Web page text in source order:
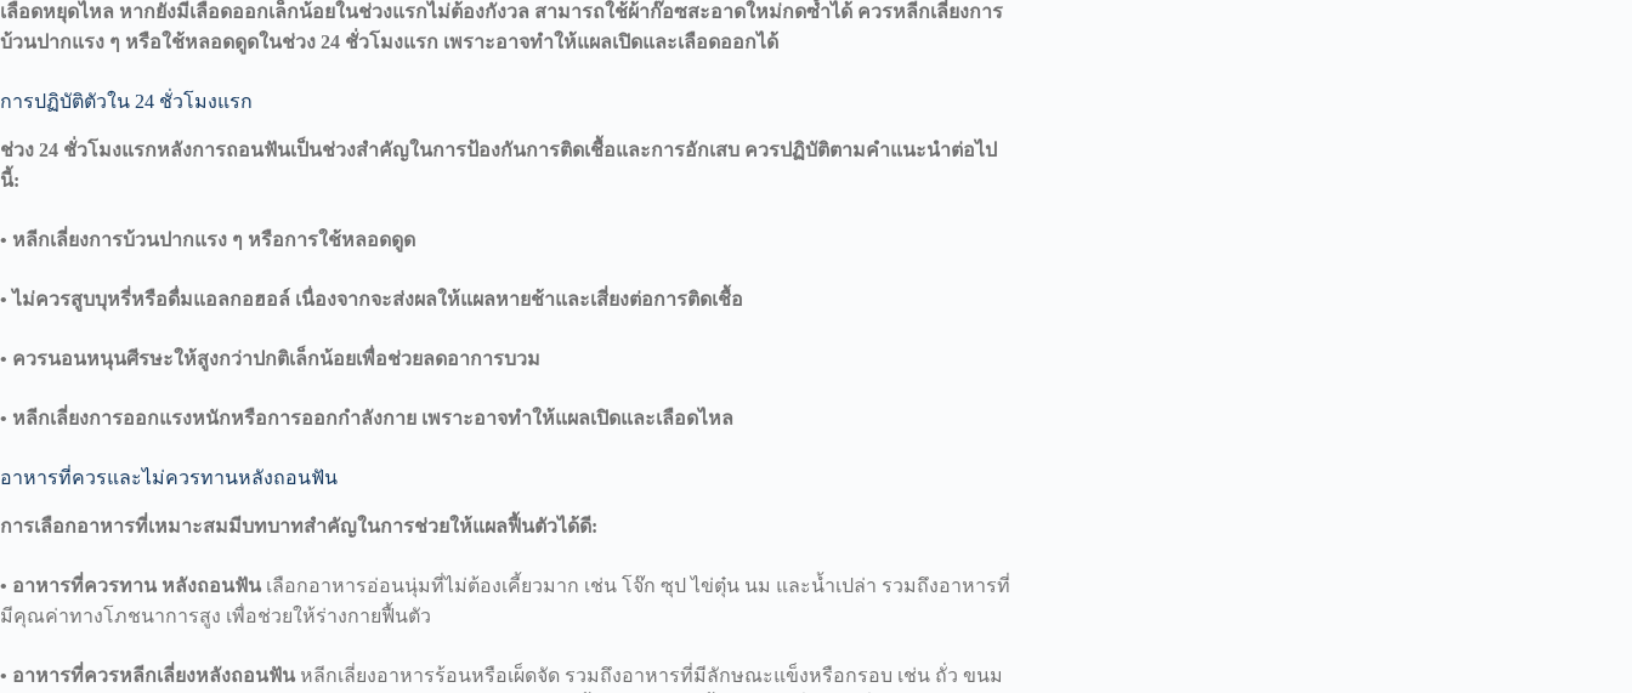
เลือดหยุดไหล หากยังมีเลือดออกเล็กน้อยในช่วงแรกไม่ต้องกังวล สามารถใช้ผ้าก๊อซสะอาดใหม่กดซ้ำได้ ควรหลีกเลี่ยงการ
บ้วนปากแรง ๆ หรือใช้หลอดดูดในช่วง 24 ชั่วโมงแรก เพราะอาจทำให้แผลเปิดและเลือดออกได้
การปฏิบัติตัวใน 24 ชั่วโมงแรก
ช่วง 24 ชั่วโมงแรกหลังการถอนฟันเป็นช่วงสำคัญในการป้องกันการติดเชื้อและการอักเสบ ควรปฏิบัติตามคำแนะนำต่อไป
นี้:
• หลีกเลี่ยงการบ้วนปากแรง ๆ หรือการใช้หลอดดูด
• ไม่ควรสูบบุหรี่หรือดื่มแอลกอฮอล์ เนื่องจากจะส่งผลให้แผลหายช้าและเสี่ยงต่อการติดเชื้อ
• ควรนอนหนุนศีรษะให้สูงกว่าปกติเล็กน้อยเพื่อช่วยลดอาการบวม
• หลีกเลี่ยงการออกแรงหนักหรือการออกกำลังกาย เพราะอาจทำให้แผลเปิดและเลือดไหล
อาหารที่ควรและไม่ควรทานหลังถอนฟัน
การเลือกอาหารที่เหมาะสมมีบทบาทสำคัญในการช่วยให้แผลฟื้นตัวได้ดี:
• อาหารที่ควรทาน หลังถอนฟัน เลือกอาหารอ่อนนุ่มที่ไม่ต้องเคี้ยวมาก เช่น โจ๊ก ซุป ไข่ตุ๋น นม และน้ำเปล่า รวมถึงอาหารที่
มีคุณค่าทางโภชนาการสูง เพื่อช่วยให้ร่างกายฟื้นตัว
• อาหารที่ควรหลีกเลี่ยงหลังถอนฟัน หลีกเลี่ยงอาหารร้อนหรือเผ็ดจัด รวมถึงอาหารที่มีลักษณะแข็งหรือกรอบ เช่น ถั่ว ขนม